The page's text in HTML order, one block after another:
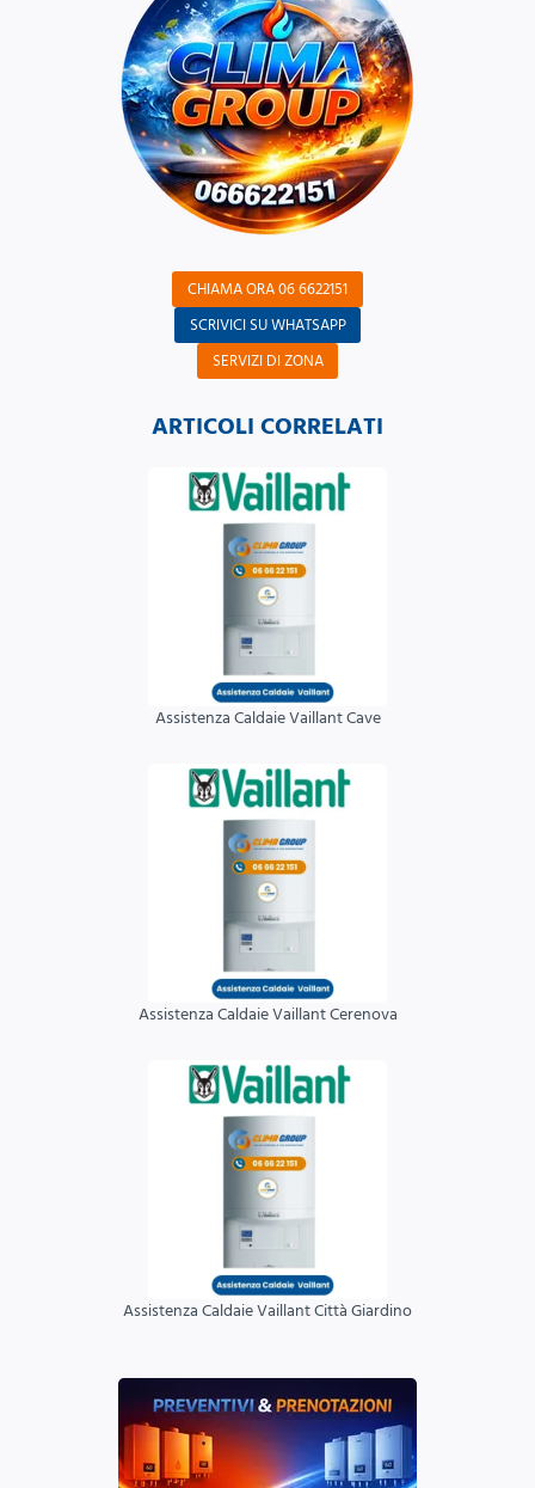
CHIAMA ORA 06 6622151
SCRIVICI SU WHATSAPP
SERVIZI DI ZONA
ARTICOLI CORRELATI
Assistenza Caldaie Vaillant Cave
Assistenza Caldaie Vaillant Cerenova
Assistenza Caldaie Vaillant Città Giardino